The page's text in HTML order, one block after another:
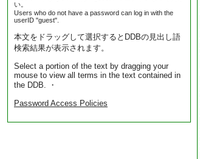
い。
Users who do not have a password can log in with the
userID "guest".
本文をドラッグして選択するとDDBの見出し語
検索結果が表示されます。
Select a portion of the text by dragging your
mouse to view all terms in the text contained in
the DDB. ・
Password Access Policies